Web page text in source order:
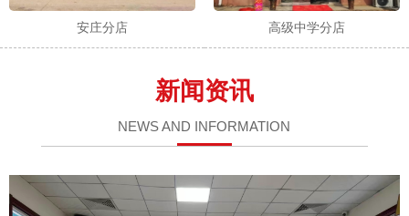
安庄分店 高级中学分店
新闻资讯
NEWS AND INFORMATION